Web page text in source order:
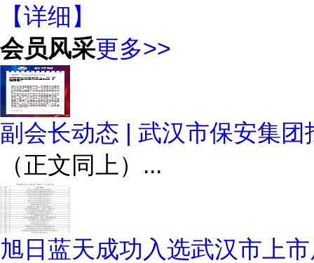
【详细】
会员风采更多>>
副会长动态 | 武汉市保安集
（正文同上）...
旭日蓝天成功入选武汉市上市